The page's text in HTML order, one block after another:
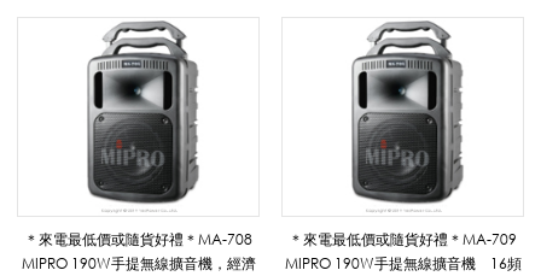
/
＊來電最低價或隨貨好禮＊MA-708
MIPRO 190W手提無線擴音機，經濟
＊來電最低價或隨貨好禮＊MA-709
MIPRO 190W手提無線擴音機 16頻